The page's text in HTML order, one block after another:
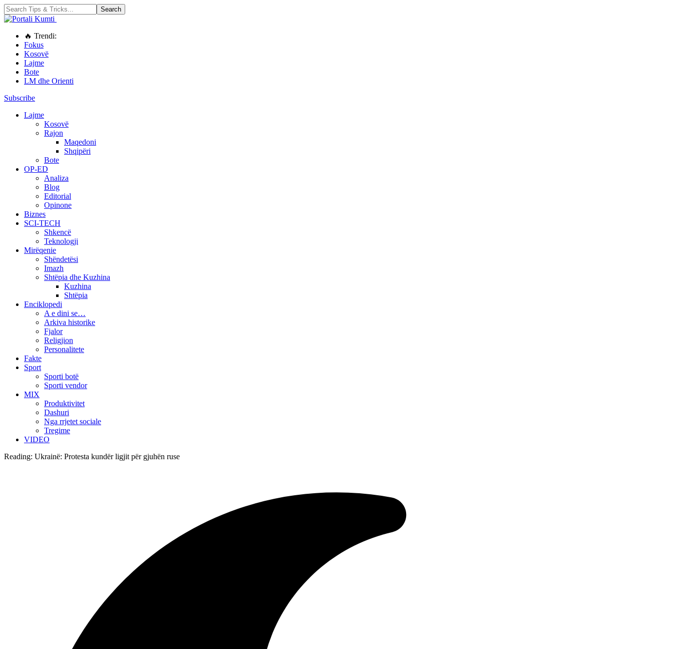
🔥 Trendi:
Fokus
Kosovë
Lajme
Bote
LM dhe Orienti
Subscribe
Lajme
Kosovë
Rajon
Maqedoni
Shqipëri
Bote
OP-ED
Analiza
Blog
Editorial
Opinone
Biznes
SCI-TECH
Shkencë
Teknologji
Mirëqenie
Shëndetësi
Imazh
Shtëpia dhe Kuzhina
Kuzhina
Shtëpia
Enciklopedi
A e dini se…
Arkiva historike
Fjalor
Religjion
Personalitete
Fakte
Sport
Sporti botë
Sporti vendor
MIX
Produktivitet
Dashuri
Nga rrjetet sociale
Tregime
VIDEO
Reading: Ukrainë: Protesta kundër ligjit për gjuhën ruse